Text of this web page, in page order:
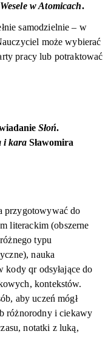
w Atomicach.
samodzielnie – w
może wybierać
pracy lub potraktować
Słoń.
i kara Sławomira
przygotowywać do
literackim (obszerne
typu
nauka
kodyqr odsyłające do
kontekstów.
aby uczeń mógł
różnorodny i ciekawy
notatki z luką,